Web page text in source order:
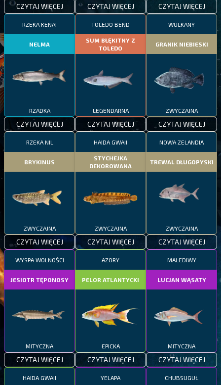
CZYTAJ WIĘCEJ CZYTAJ WIĘCEJ CZYTAJ WIĘCEJ
RZEKA KENAI
NELMA
RZADKA
CZYTAJ WIĘCEJ
TOLEDO BEND
SUM BŁĘKITNY Z
TOLEDO
LEGENDARNA
CZYTAJ WIĘCEJ
WULKANY
GRANIK NIEBIESKI
ZWYCZAJNA
CZYTAJ WIĘCEJ
RZEKA NIL
BRYKINUS
ZWYCZAJNA
CZYTAJ WIĘCEJ
HAIDA GWAII
STYCHEJKA
DEKOROWANA
ZWYCZAJNA
CZYTAJ WIĘCEJ
NOWA ZELANDIA
TREWAL DŁUGOPYSKI
ZWYCZAJNA
CZYTAJ WIĘCEJ
WYSPA WOLNOŚCI
JESIOTR TĘPONOSY
MITYCZNA
CZYTAJ WIĘCEJ
AZORY
PELOR ATLANTYCKI
EPICKA
CZYTAJ WIĘCEJ
MALEDIWY
LUCJAN WĄSATY
MITYCZNA
CZYTAJ WIĘCEJ
HAIDA GWAII YELAPA CHUBSUGUŁ